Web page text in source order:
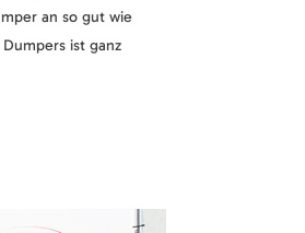
an so gut wie
ist ganz